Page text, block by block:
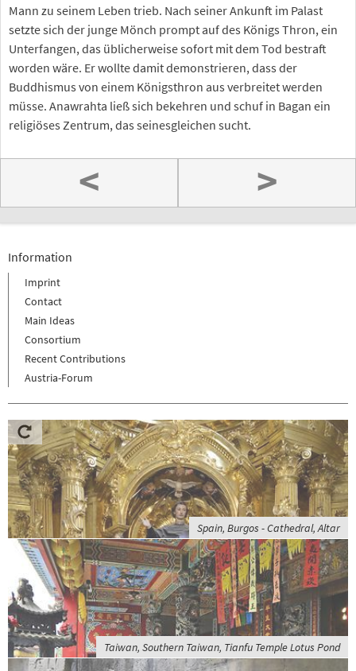
Mann zu seinem Leben trieb. Nach seiner Ankunft im Palast
setzte sich der junge Mönch prompt auf des Königs Thron, ein
Unterfangen, das üblicherweise sofort mit dem Tod bestraft
worden wäre. Er wollte damit demonstrieren, dass der
Buddhismus von einem Königsthron aus verbreitet werden
müsse. Anawrahta ließ sich bekehren und schuf in Bagan ein
religiöses Zentrum, das seinesgleichen sucht.
< >
Information
Imprint
Contact
Main Ideas
Consortium
Recent Contributions
Austria-Forum
Spain, Burgos - Cathedral, Altar
Taiwan, Southern Taiwan, Tianfu Temple Lotus Pond